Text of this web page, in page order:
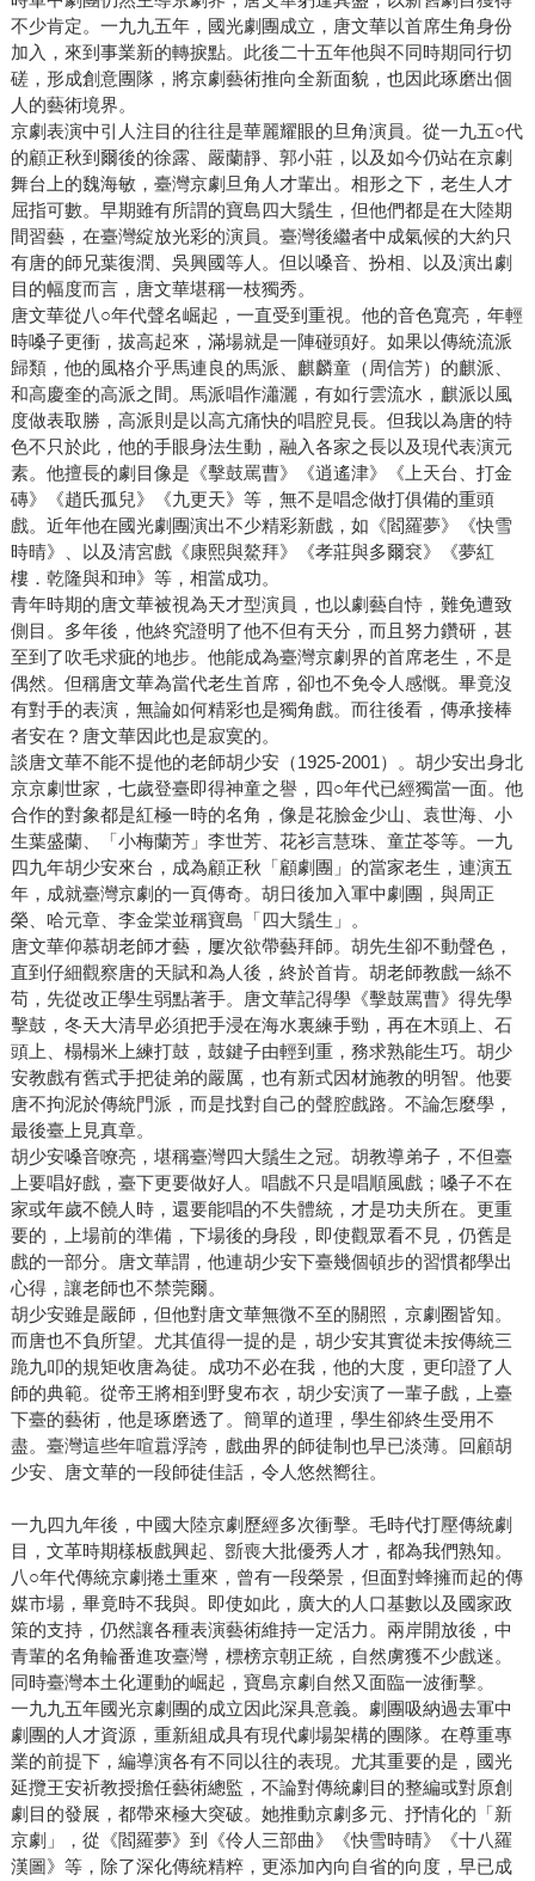
不少肯定。一九九五年，國光劇團成立，唐文華以首席生角身份
加入，來到事業新的轉捩點。此後二十五年他與不同時期同行切
磋，形成創意團隊，將京劇藝術推向全新面貌，也因此琢磨出個
人的藝術境界。
京劇表演中引人注目的往往是華麗耀眼的旦角演員。從一九五○代
的顧正秋到爾後的徐露、嚴蘭靜、郭小莊，以及如今仍站在京劇
舞台上的魏海敏，臺灣京劇旦角人才輩出。相形之下，老生人才
屈指可數。早期雖有所謂的寶島四大鬚生，但他們都是在大陸期
間習藝，在臺灣綻放光彩的演員。臺灣後繼者中成氣候的大約只
有唐的師兄葉復潤、吳興國等人。但以嗓音、扮相、以及演出劇
目的幅度而言，唐文華堪稱一枝獨秀。
唐文華從八○年代聲名崛起，一直受到重視。他的音色寬亮，年輕
時嗓子更衝，拔高起來，滿場就是一陣碰頭好。如果以傳統流派
歸類，他的風格介乎馬連良的馬派、麒麟童（周信芳）的麒派、
和高慶奎的高派之間。馬派唱作瀟灑，有如行雲流水，麒派以風
度做表取勝，高派則是以高亢痛快的唱腔見長。但我以為唐的特
色不只於此，他的手眼身法生動，融入各家之長以及現代表演元
素。他擅長的劇目像是《擊鼓罵曹》《逍遙津》《上天台、打金
磚》《趙氏孤兒》《九更天》等，無不是唱念做打俱備的重頭
戲。近年他在國光劇團演出不少精彩新戲，如《閻羅夢》《快雪
時晴》、以及清宮戲《康熙與鰲拜》《孝莊與多爾袞》《夢紅
樓．乾隆與和珅》等，相當成功。
青年時期的唐文華被視為天才型演員，也以劇藝自恃，難免遭致
側目。多年後，他終究證明了他不但有天分，而且努力鑽研，甚
至到了吹毛求疵的地步。他能成為臺灣京劇界的首席老生，不是
偶然。但稱唐文華為當代老生首席，卻也不免令人感慨。畢竟沒
有對手的表演，無論如何精彩也是獨角戲。而往後看，傳承接棒
者安在？唐文華因此也是寂寞的。
談唐文華不能不提他的老師胡少安（1925-2001）。胡少安出身北
京京劇世家，七歲登臺即得神童之譽，四○年代已經獨當一面。他
合作的對象都是紅極一時的名角，像是花臉金少山、袁世海、小
生葉盛蘭、「小梅蘭芳」李世芳、花衫言慧珠、童芷苓等。一九
四九年胡少安來台，成為顧正秋「顧劇團」的當家老生，連演五
年，成就臺灣京劇的一頁傳奇。胡日後加入軍中劇團，與周正
榮、哈元章、李金棠並稱寶島「四大鬚生」。
唐文華仰慕胡老師才藝，屢次欲帶藝拜師。胡先生卻不動聲色，
直到仔細觀察唐的天賦和為人後，終於首肯。胡老師教戲一絲不
苟，先從改正學生弱點著手。唐文華記得學《擊鼓罵曹》得先學
擊鼓，冬天大清早必須把手浸在海水裏練手勁，再在木頭上、石
頭上、榻榻米上練打鼓，鼓鍵子由輕到重，務求熟能生巧。胡少
安教戲有舊式手把徒弟的嚴厲，也有新式因材施教的明智。他要
唐不拘泥於傳統門派，而是找對自己的聲腔戲路。不論怎麼學，
最後臺上見真章。
胡少安嗓音嘹亮，堪稱臺灣四大鬚生之冠。胡教導弟子，不但臺
上要唱好戲，臺下更要做好人。唱戲不只是唱順風戲；嗓子不在
家或年歲不饒人時，還要能唱的不失體統，才是功夫所在。更重
要的，上場前的準備，下場後的身段，即使觀眾看不見，仍舊是
戲的一部分。唐文華謂，他連胡少安下臺幾個頓步的習慣都學出
心得，讓老師也不禁莞爾。
胡少安雖是嚴師，但他對唐文華無微不至的關照，京劇圈皆知。
而唐也不負所望。尤其值得一提的是，胡少安其實從未按傳統三
跪九叩的規矩收唐為徒。成功不必在我，他的大度，更印證了人
師的典範。從帝王將相到野叟布衣，胡少安演了一輩子戲，上臺
下臺的藝術，他是琢磨透了。簡單的道理，學生卻終生受用不
盡。臺灣這些年喧囂浮誇，戲曲界的師徒制也早已淡薄。回顧胡
少安、唐文華的一段師徒佳話，令人悠然嚮往。
一九四九年後，中國大陸京劇歷經多次衝擊。毛時代打壓傳統劇
目，文革時期樣板戲興起、斵喪大批優秀人才，都為我們熟知。
八○年代傳統京劇捲土重來，曾有一段榮景，但面對蜂擁而起的傳
媒市場，畢竟時不我與。即使如此，廣大的人口基數以及國家政
策的支持，仍然讓各種表演藝術維持一定活力。兩岸開放後，中
青輩的名角輪番進攻臺灣，標榜京朝正統，自然虜獲不少戲迷。
同時臺灣本土化運動的崛起，寶島京劇自然又面臨一波衝擊。
一九九五年國光京劇團的成立因此深具意義。劇團吸納過去軍中
劇團的人才資源，重新組成具有現代劇場架構的團隊。在尊重專
業的前提下，編導演各有不同以往的表現。尤其重要的是，國光
延攬王安祈教授擔任藝術總監，不論對傳統劇目的整編或對原創
劇目的發展，都帶來極大突破。她推動京劇多元、抒情化的「新
京劇」，從《閻羅夢》到《伶人三部曲》《快雪時晴》《十八羅
漢圖》等，除了深化傳統精粹，更添加內向自省的向度，早已成